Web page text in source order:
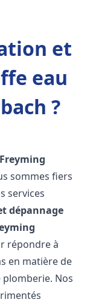
et
eau
?
Freyming
sommes fiers
services
dépannage
répondre à
en matière de
Nos